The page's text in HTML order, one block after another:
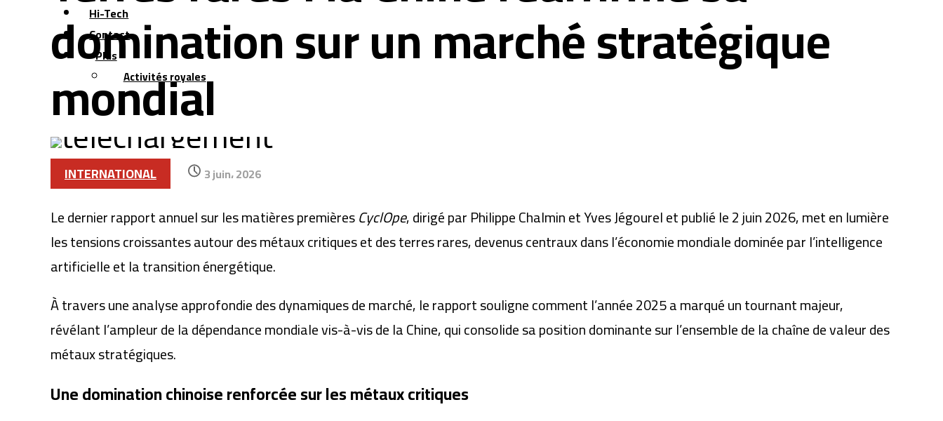
Hi-Tech
Contact
Plus
Activités royales
domination sur un marché stratégique
mondial
INTERNATIONAL 3 juin، 2026
Le dernier rapport annuel sur les matières premièresCyclOpe, dirigé par Philippe Chalmin et Yves Jégourel et publié le 2 juin 2026, met en lumière
les tensions croissantes autour des métaux critiques et des terres rares, devenus centraux dans l’économie mondiale dominée par l’intelligence
artificielle et la transition énergétique.
À travers une analyse approfondie des dynamiques de marché, le rapport souligne comment l’année 2025 a marqué un tournant majeur,
révélant l’ampleur de la dépendance mondiale vis-à-vis de la Chine, qui consolide sa position dominante sur l’ensemble de la chaîne de valeur des
métaux stratégiques.
Une domination chinoise renforcée sur les métaux critiques